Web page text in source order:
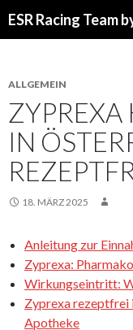
ESR Racing Team
ALLGEMEIN
ZYPREXA
IN
18. MÄRZ 2025
Anleitung zur
Zyprexa:
Wirkungseintritt:
Zyprexa rezeptfrei
Apotheke